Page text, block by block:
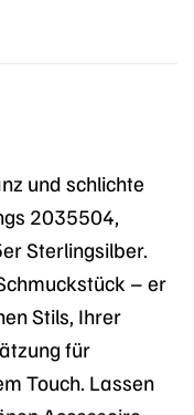
und schlichte
2035504,
Sterlingsilber.
– er
Stils, Ihrer
für
Touch. Lassen